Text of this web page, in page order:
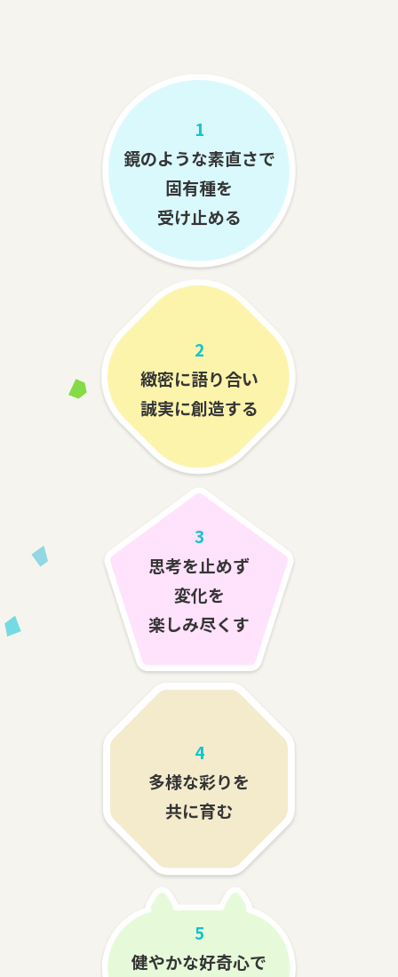
1
鏡のような素直さで
固有種を
受け止める
2
緻密に語り合い
誠実に創造する
3
思考を止めず
変化を
楽しみ尽くす
4
多様な彩りを
共に育む
5
健やかな好奇心で